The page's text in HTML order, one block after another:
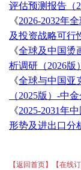
评估预测报告（
《2026-2032年
及投资战略可行
《全球及中国烫
析调研（2026版）
《全球与中国亚
（2025版）-中
《2025-2031年
形势及进出口分
【返回首页】 【在线